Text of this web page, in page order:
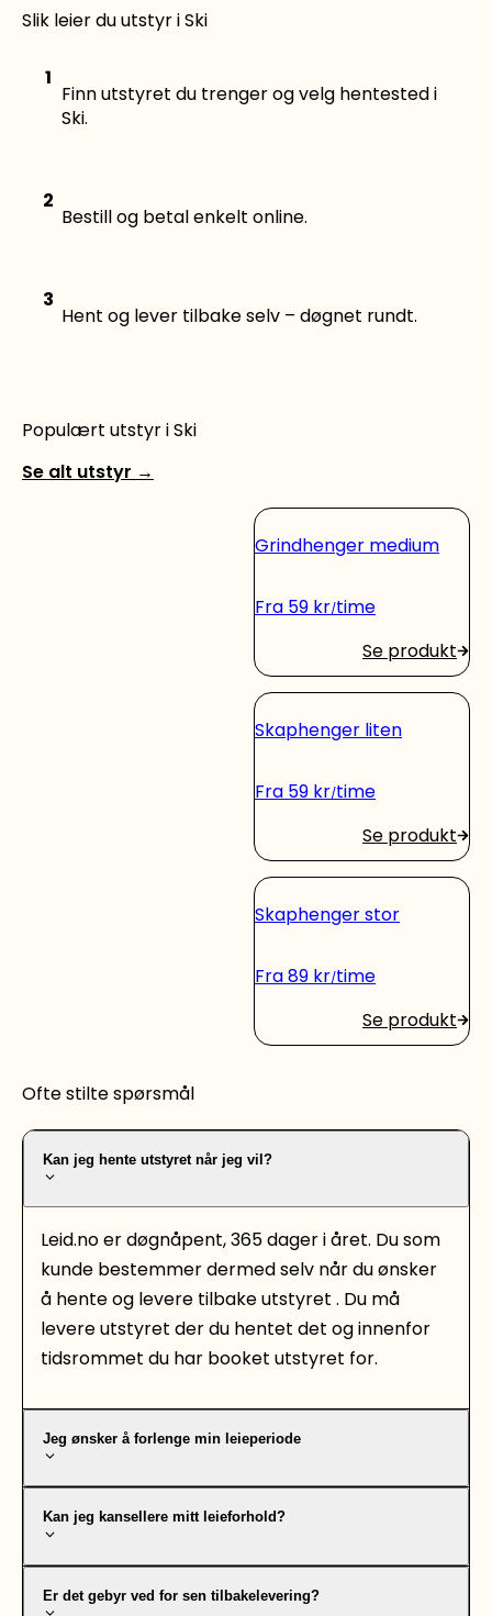
Slik leier du utstyr i Ski
1
Finn utstyret du trenger og velg hentested i
Ski.
2
Bestill og betal enkelt online.
3
Hent og lever tilbake selv – døgnet rundt.
Populært utstyr i Ski
Se alt utstyr →
Grindhenger medium
Fra 59 kr time
Se produkt
Skaphenger liten
Fra 59 kr time
Se produkt
Skaphenger stor
Fra89 kr time
Se produkt
Ofte stilte spørsmål
Kan jeg hente utstyret når jeg vil?
Leid.no er døgnåpent, 365 dager i året. Du som
kunde bestemmer dermed selv når du ønsker
å hente og levere tilbake utstyret . Du må
levere utstyret der du hentet det og innenfor
tidsrommet du har booket utstyret for.
Jeg ønsker å forlenge min leieperiode
Kan jeg kansellere mitt leieforhold?
Er det gebyr ved for sen tilbakelevering?